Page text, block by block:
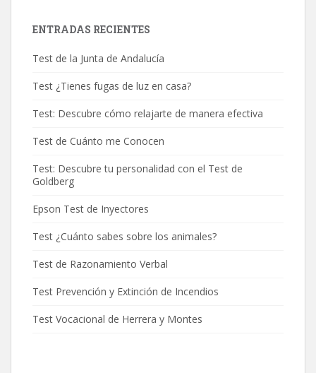
ENTRADAS RECIENTES
Test de la Junta de Andalucía
Test ¿Tienes fugas de luz en casa?
Test: Descubre cómo relajarte de manera efectiva
Test de Cuánto me Conocen
Test: Descubre tu personalidad con el Test de
Goldberg
Epson Test de Inyectores
Test ¿Cuánto sabes sobre los animales?
Test de Razonamiento Verbal
Test Prevención y Extinción de Incendios
Test Vocacional de Herrera y Montes